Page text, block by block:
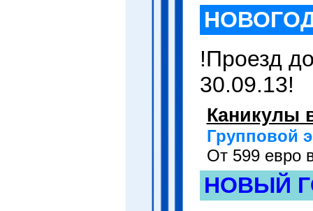
!Проезд
30.09.13!
Каникулы
Групповой
От 599 евро
НОВЫЙ